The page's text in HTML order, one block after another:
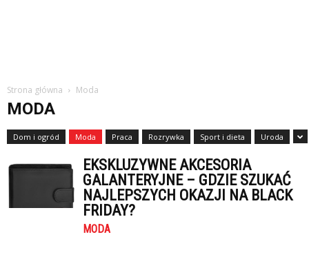
Strona główna Moda
MODA
Dom i ogród Moda Praca Rozrywka Sport i dieta Uroda
EKSKLUZYWNE AKCESORIA
GALANTERYJNE – GDZIE SZUKAĆ
NAJLEPSZYCH OKAZJI NA BLACK
FRIDAY?
MODA